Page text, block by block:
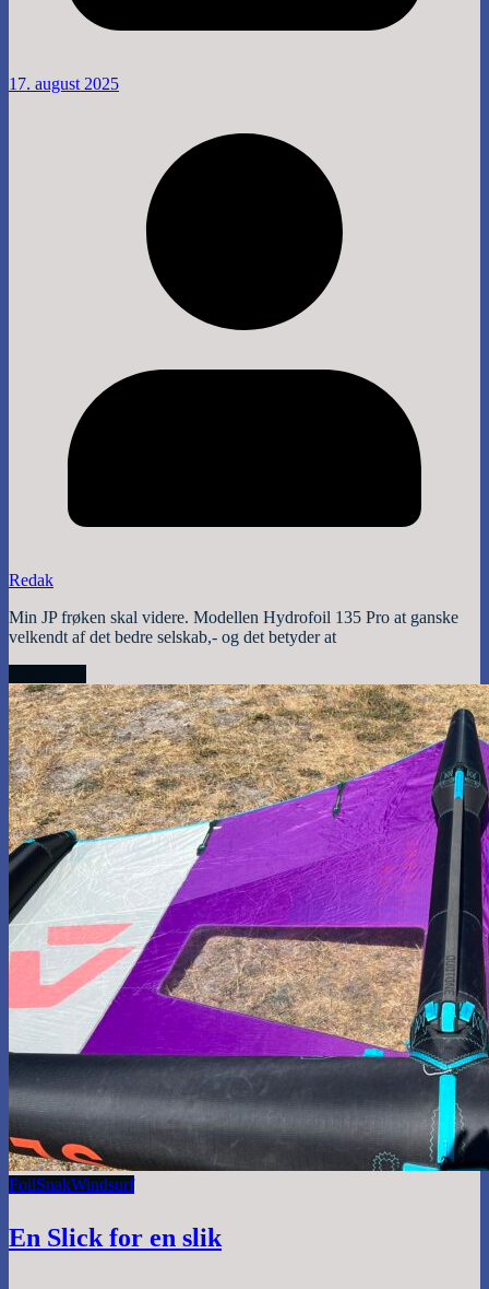
17. august 2025
Redak
Min JP frøken skal videre. Modellen Hydrofoil 135 Pro at ganske
velkendt af det bedre selskab,- og det betyder at
FoilSnakWindsurf
En Slick for en slik